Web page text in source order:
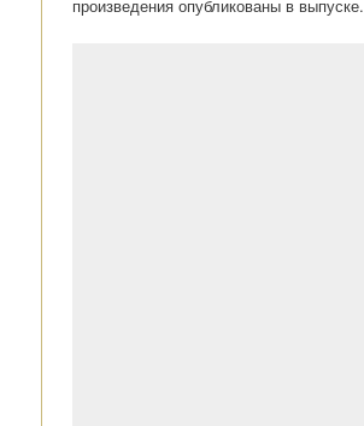
произведения опубликованы в выпуске.